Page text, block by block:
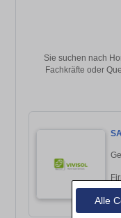
Alle
Sie suchen nach
Fachkräfte oder